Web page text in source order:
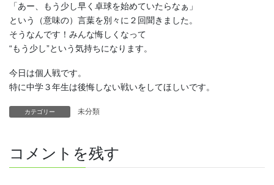
「あー、もう少し早く卓球を始めていたらなぁ」
という（意味の）言葉を別々に２回聞きました。
そうなんです！みんな悔しくなって
“もう少し”という気持ちになります。
今日は個人戦です。
特に中学３年生は後悔しない戦いをしてほしいです。
カテゴリー 未分類
コメントを残す